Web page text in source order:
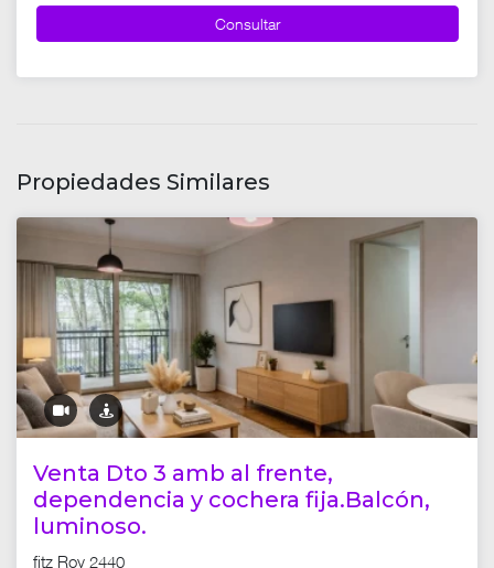
Consultar
Propiedades Similares
Venta Dto 3 amb al frente,
dependencia y cochera fija.Balcón,
luminoso.
fitz Roy 2440